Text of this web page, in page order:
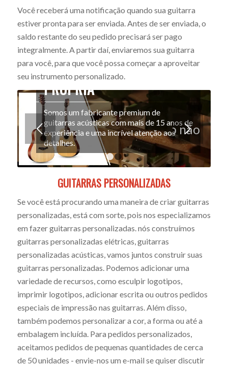
Você receberá uma notificação quando sua guitarra
estiver pronta para ser enviada. Antes de ser enviada, o
saldo restante do seu pedido precisará ser pago
integralmente. A partir daí, enviaremos sua guitarra
para você, para que você possa começar a aproveitar
seu instrumento personalizado.
PERSONALIZE SUAS
GUITARRAS ACÚSTICAS
PREMIUM DE MARCA
PRÓPRIA
Somos um fabricante premium de
guitarras acústicas com mais de 15 anos de
experiência e uma incrível atenção aos
detalhes.
posicionamento personalizado não
é
uma
prática
para
web
1 2
GUITARRAS PERSONALIZADAS
Se você está procurando uma maneira de criar guitarras
personalizadas, está com sorte, pois nos especializamos
em fazer guitarras personalizadas. nós construímos
guitarras personalizadas elétricas, guitarras
personalizadas acústicas, vamos juntos construir suas
guitarras personalizadas. Podemos adicionar uma
variedade de recursos, como esculpir logotipos,
imprimir logotipos, adicionar escrita ou outros pedidos
especiais de impressão nas guitarras. Além disso,
também podemos personalizar a cor, a forma ou até a
embalagem incluída. Para pedidos personalizados,
aceitamos pedidos de pequenas quantidades de cerca
de 50 unidades - envie-nos um e-mail se quiser discutir